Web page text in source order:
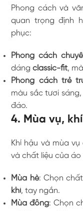
Phong cách và
quan trọng định
phục:
Phong cách
dángclassic-fit,
Phong cách trẻ
màu sắc tươi
đáo.
4. Mùa vụ,
Khí hậu và mùa
và chất liệu của áo
Mùa hè: Chọn
khí, tay ngắn.
Mùa đông: Chọn